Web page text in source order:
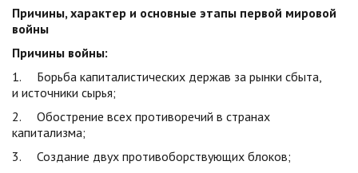
Причины, характер и основные этапы первой мировой
войны
Причины войны:
1. Борьба капиталистических держав за рынки сбыта,
и источники сырья;
2. Обострение всех противоречий в странах
капитализма;
3. Создание двух противоборствующих блоков;